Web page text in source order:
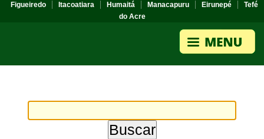
Figueiredo
Itacoatiara Humaitá Manacapuru Eirunepé
Tefé
do Acre